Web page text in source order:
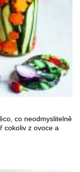
co neodmyslitelně
cokoliv z ovoce a